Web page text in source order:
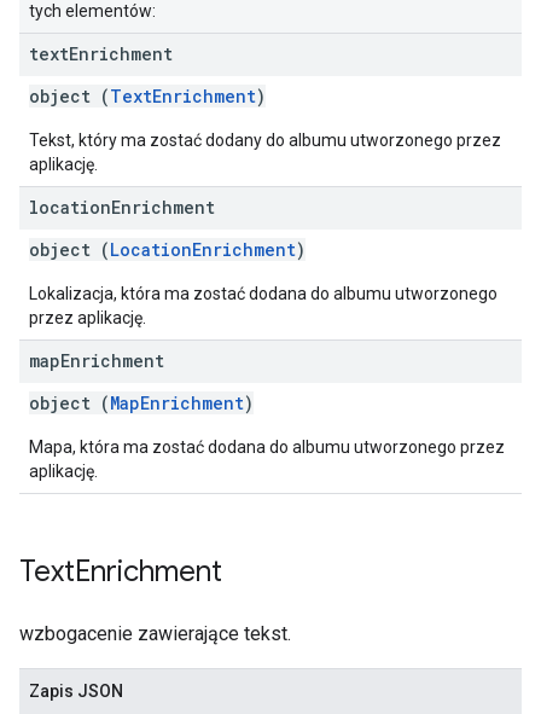
tych elementów:
textEnrichment
object (TextEnrichment)
Tekst, który ma zostać dodany do albumu utworzonego przez
aplikację.
locationEnrichment
object (LocationEnrichment)
Lokalizacja, która ma zostać dodana do albumu utworzonego
przez aplikację.
mapEnrichment
object (MapEnrichment)
Mapa, która ma zostać dodana do albumu utworzonego przez
aplikację.
TextEnrichment
wzbogacenie zawierające tekst.
Zapis JSON